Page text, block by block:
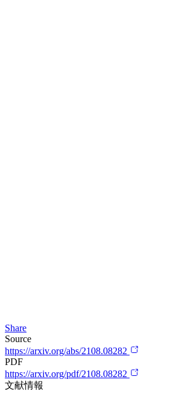
Share
Source
https://arxiv.org/abs/2108.08282
PDF
https://arxiv.org/pdf/2108.08282
文献情報